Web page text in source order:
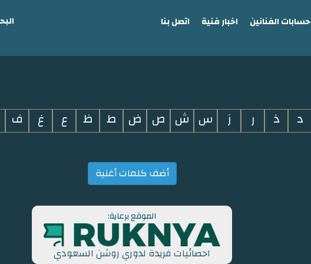
حسابات الفنانين اخبار فنية اتصل بنا
د ذ ر ز س ش ص ض ط ظ ع غ ف
أضف كلمات أغنية
الموقع برعاية:
احصائيات فريدة لدوري روشن السعودي